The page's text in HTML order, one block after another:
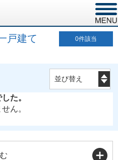
戸建て 0件該当
た。
ん。